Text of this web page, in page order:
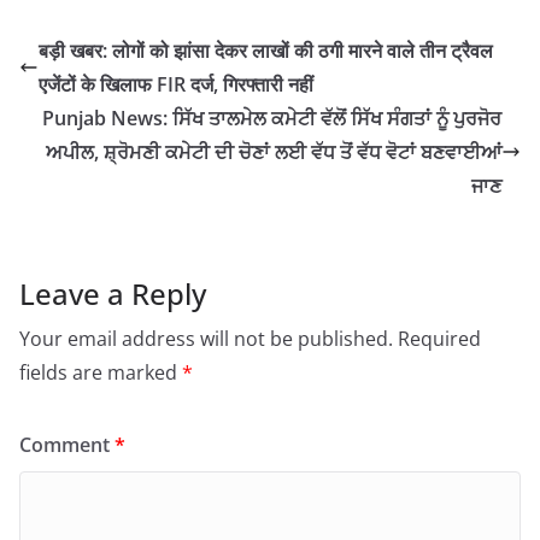
बड़ी खबर: लोगों को झांसा देकर लाखों की ठगी मारने वाले तीन ट्रैवल
एजेंटों के खिलाफ FIR दर्ज, गिरफ्तारी नहीं
Punjab News: ਸਿੱਖ ਤਾਲਮੇਲ ਕਮੇਟੀ ਵੱਲੋਂ ਸਿੱਖ ਸੰਗਤਾਂ ਨੂੰ ਪੁਰਜੋਰ
ਅਪੀਲ, ਸ਼੍ਰੋਮਣੀ ਕਮੇਟੀ ਦੀ ਚੋਣਾਂ ਲਈ ਵੱਧ ਤੋਂ ਵੱਧ ਵੋਟਾਂ ਬਣਵਾਈਆਂ
ਜਾਣ
Leave a Reply
Your email address will not be published. Required
fields are marked *
Comment*